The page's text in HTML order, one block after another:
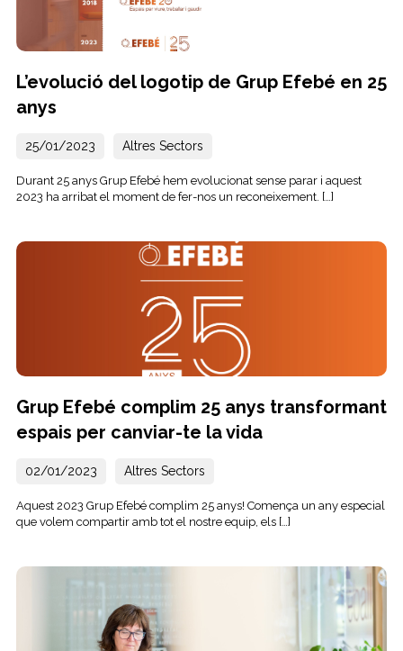
L’evolució del logotip de Grup Efebé en 25
anys
25/01/2023 Altres Sectors
Durant 25 anys Grup Efebé hem evolucionat sense parar i aquest
2023 ha arribat el moment de fer-nos un reconeixement. […]
Grup Efebé complim 25 anys transformant
espais per canviar-te la vida
02/01/2023 Altres Sectors
Aquest 2023 Grup Efebé complim 25 anys! Comença un any especial
que volem compartir amb tot el nostre equip, els […]